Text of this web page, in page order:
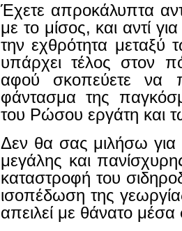
Έχετε απροκάλυπτα
με το μίσος, και αντί
την εχθρότητα μεταξύ
υπάρχει τέλος στον
αφού σκοπεύετε να
φάντασμα της
του Ρώσου εργάτη και
Δεν θα σας μιλήσω για
μεγάλης και
καταστροφή του
ισοπέδωση της
απειλεί με θάνατο μέσα